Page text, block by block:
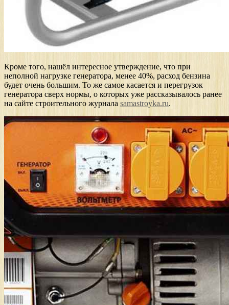
Кроме того, нашёл интересное утверждение, что при
неполной нагрузке генератора, менее 40%, расход бензина
будет очень большим. То же самое касается и перегрузок
генератора сверх нормы, о которых уже рассказывалось ранее
на сайте строительного журнала samastroyka.ru.